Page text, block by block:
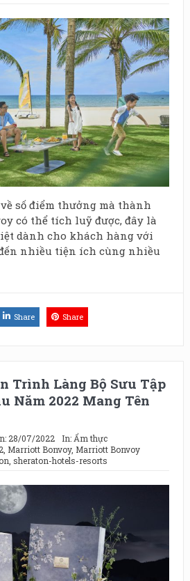
số điểm thưởng mà thành
có thể tích luỹ được, đây là
dành cho khách hàng với
nhiều tiện ích cùng nhiều
Share Share
Trình Làng Bộ Sưu Tập
Năm 2022 Mang Tên
28/07/2022 In: Ẩm thực
, Marriott Bonvoy, Marriott Bonvoy
sheraton-hotels-resorts